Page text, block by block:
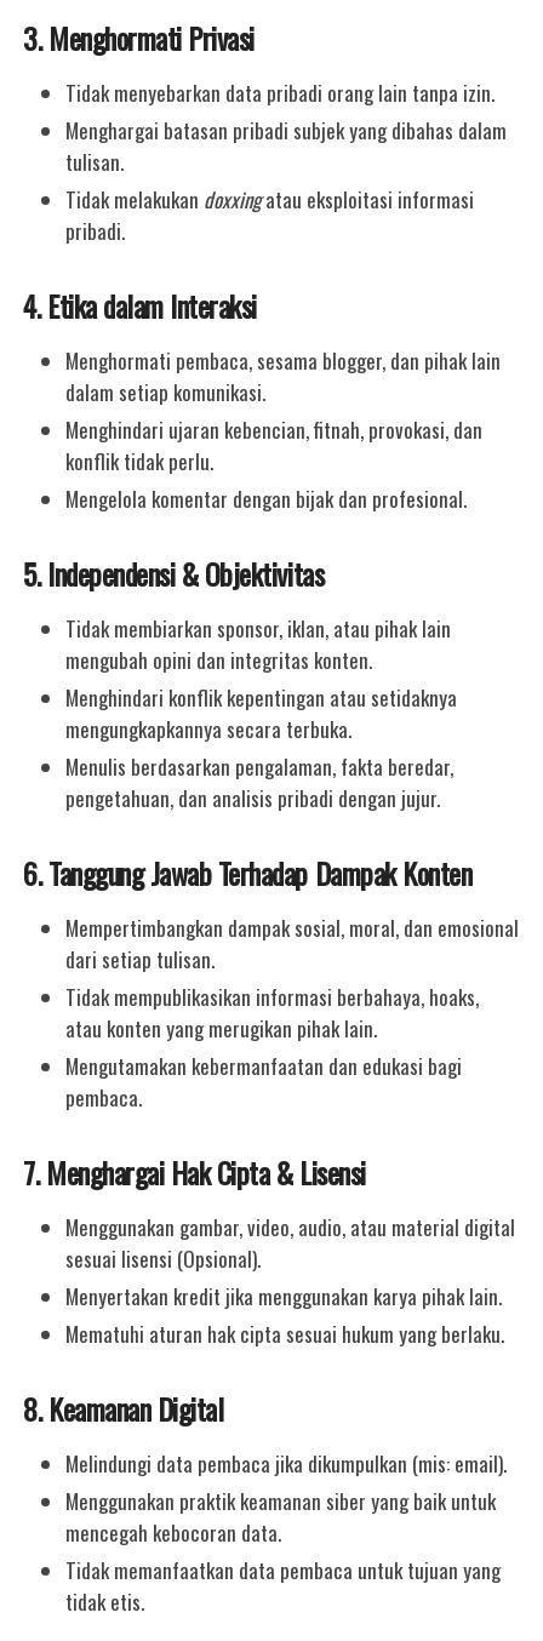
3. Menghormati Privasi
Tidak menyebarkan data pribadi orang lain tanpa izin.
Menghargai batasan pribadi subjek yang dibahas dalam
tulisan.
Tidak melakukan doxxingatau eksploitasi informasi
pribadi.
4. Etika dalam Interaksi
Menghormati pembaca, sesama blogger, dan pihak lain
dalam setiap komunikasi.
Menghindari ujaran kebencian, fitnah, provokasi, dan
konflik tidak perlu.
Mengelola komentar dengan bijak dan profesional.
5. Independensi & Objektivitas
Tidak membiarkan sponsor, iklan, atau pihak lain
mengubah opini dan integritas konten.
Menghindari konflik kepentingan atau setidaknya
mengungkapkannya secara terbuka.
Menulis berdasarkan pengalaman, fakta beredar,
pengetahuan, dan analisis pribadi dengan jujur.
6. Tanggung Jawab Terhadap Dampak Konten
Mempertimbangkan dampak sosial, moral, dan emosional
dari setiap tulisan.
Tidak mempublikasikan informasi berbahaya, hoaks,
atau konten yang merugikan pihak lain.
Mengutamakan kebermanfaatan dan edukasi bagi
pembaca.
7. Menghargai Hak Cipta & Lisensi
Menggunakan gambar, video, audio, atau material digital
sesuai lisensi (Opsional).
Menyertakan kredit jika menggunakan karya pihak lain.
Mematuhi aturan hak cipta sesuai hukum yang berlaku.
8. Keamanan Digital
Melindungi data pembaca jika dikumpulkan (mis: email).
Menggunakan praktik keamanan siber yang baik untuk
mencegah kebocoran data.
Tidak memanfaatkan data pembaca untuk tujuan yang
tidak etis.